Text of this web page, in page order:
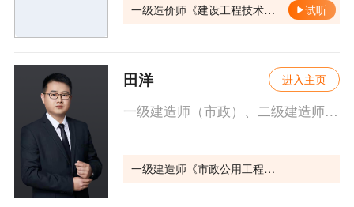
一级造价师《建设工程技术与计量（土木建筑工程）》 试听
进入主页
田洋
一级建造师（市政）、二级建造师（市政），高级工程师，从事市政施工项目多年，工程项目涉及市政、建筑、机电等多个学科，知识储备丰富。
一级建造师《市政公用工程管理与实务》